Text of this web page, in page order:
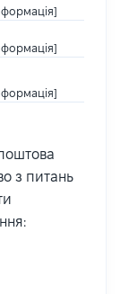
з питань